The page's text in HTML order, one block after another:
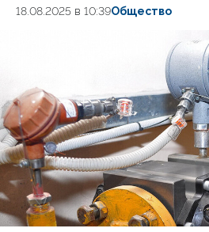
18.08.2025 в 10:39Общество